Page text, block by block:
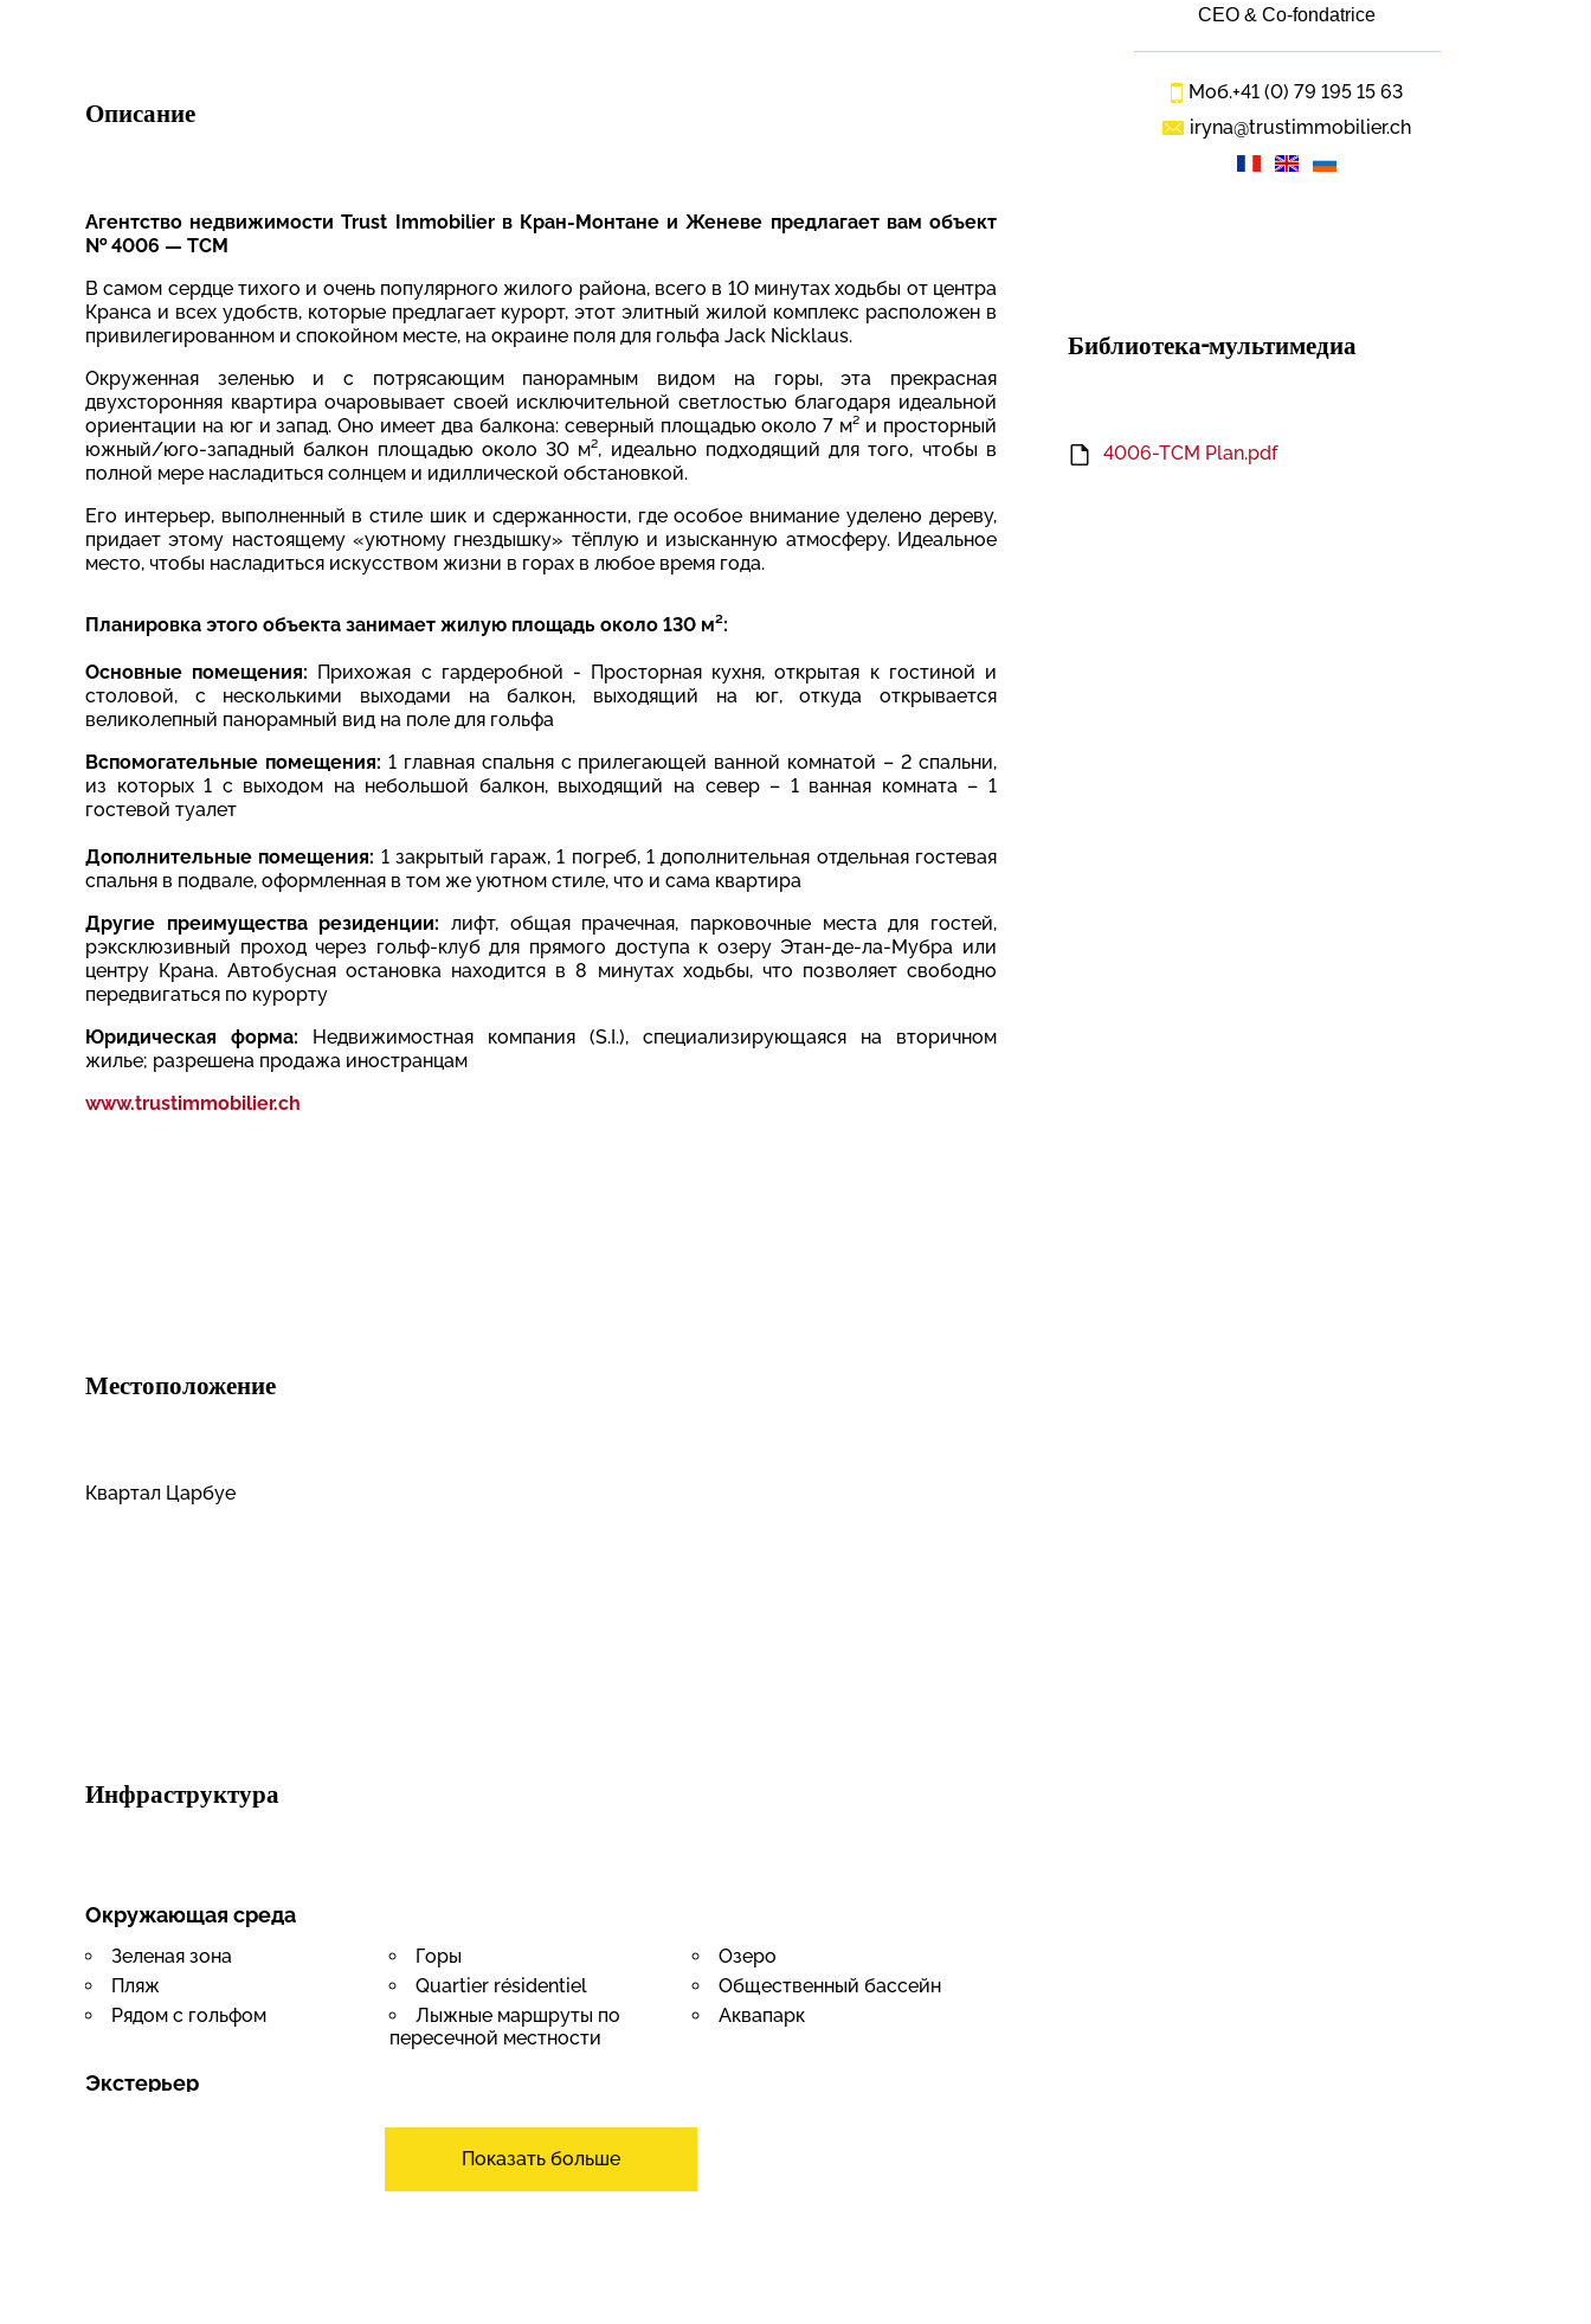
Описание
Агентство недвижимости Trust Immobilier в Кран-Монтане и Женеве предлагает вам объект
№ 4006 — TCM
В самом сердце тихого и очень популярного жилого района, всего в 10 минутах ходьбы от центра
Кранса и всех удобств, которые предлагает курорт, этот элитный жилой комплекс расположен в
привилегированном и спокойном месте, на окраине поля для гольфа Jack Nicklaus.
Окруженная зеленью и с потрясающим панорамным видом на горы, эта прекрасная
двухсторонняя квартира очаровывает своей исключительной светлостью благодаря идеальной
ориентации на юг и запад. Оно имеет два балкона: северный площадью около 7 м² и просторный
южный/юго-западный балкон площадью около 30 м², идеально подходящий для того, чтобы в
полной мере насладиться солнцем и идиллической обстановкой.
Его интерьер, выполненный в стиле шик и сдержанности, где особое внимание уделено дереву,
придает этому настоящему «уютному гнездышку» тёплую и изысканную атмосферу. Идеальное
место, чтобы насладиться искусством жизни в горах в любое время года.
Планировка этого объекта занимает жилую площадь около 130 м²:
Основные помещения: Прихожая с гардеробной - Просторная кухня, открытая к гостиной и
столовой, с несколькими выходами на балкон, выходящий на юг, откуда открывается
великолепный панорамный вид на поле для гольфа
Вспомогательные помещения: 1 главная спальня с прилегающей ванной комнатой –2 спальни,
из которых 1 с выходом на небольшой балкон, выходящий на север – 1 ванная комната – 1
гостевой туалет
Дополнительные помещения: 1 закрытый гараж, 1 погреб,1 дополнительная отдельная гостевая
спальня в подвале, оформленная в том же уютном стиле, что и сама квартира
Другие преимущества резиденции: лифт, общая прачечная, парковочные места для гостей,
pэксклюзивный проход через гольф-клуб для прямого доступа к озеру Этан-де-ла-Мубра или
центру Крана. Автобусная остановка находится в 8 минутах ходьбы, что позволяет свободно
передвигаться по курорту
Юридическая форма: Недвижимостная компания (S.I.), специализирующаяся на вторичном
жилье; разрешена продажа иностранцам
www.trustimmobilier.ch
Местоположение
Квартал Царбуе
Инфраструктура
Окружающая среда
Зеленая зона Горы
Озеро
Пляж
Quartier résidentiel
Общественный бассейн
Рядом с гольфом
Лыжные маршруты по
пересечной местности
Аквапарк
Экстерьер
Сад кондоминиума
Показать больше
CEO & Co-fondatrice
Моб.+41 (0) 79 195 15 63
iryna@trustimmobilier.ch
Библиотека-мультимедиа
4006-TCM Plan.pdf